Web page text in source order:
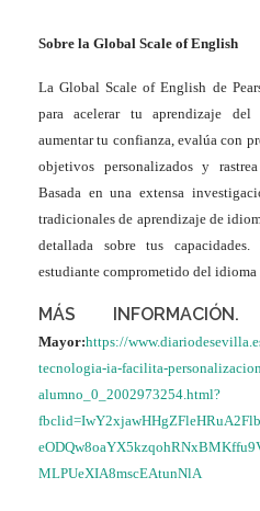
Sobre la Global Scale of English
La Global Scale of English de
para acelerar tu aprendizaje del
aumentar tu confianza, evalúa con
objetivos personalizados y
Basada en una extensa
tradicionales de aprendizaje de
detallada sobre tus
estudiante comprometido del idioma
MÁS
Mayor:https://
tecnologia-ia-facilita-
alumno_0_2002973254.html?
MLPUeXIA8mscEAtunNlA